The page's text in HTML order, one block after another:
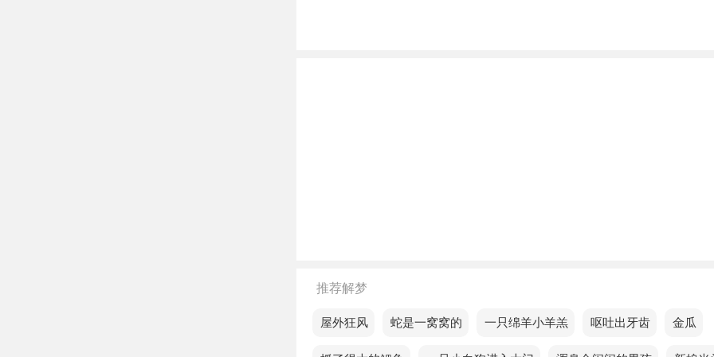
孕妇梦见带儿子吃早餐，预示眼前的困境会让你更清楚自己的目标
离异的人梦见带儿子吃早餐，说明今天是非常积极的一天，您将对
一切都非常积极。
推荐解梦
梦见屋外狂风梦见蛇是一窝窝的梦见一只绵羊小羊羔梦见呕吐出牙齿梦见金瓜